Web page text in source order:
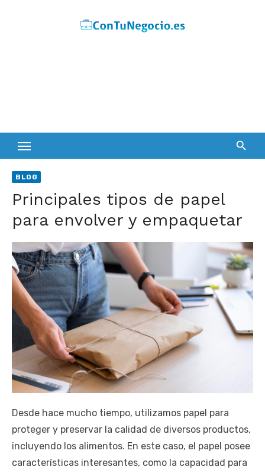
BLOG
Principales tipos de papel
para envolver y empaquetar
Desde hace mucho tiempo, utilizamos papel para
proteger y preservar la calidad de diversos productos,
incluyendo los alimentos. En este caso, el papel posee
características interesantes, como la capacidad para